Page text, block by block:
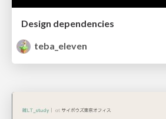
Design dependencies
teba_eleven